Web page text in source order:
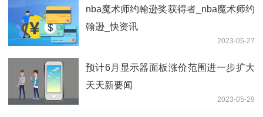
nba魔术师约翰逊奖获得者_nba魔术师约
翰逊_快资讯
2023-05-27
预计6月显示器面板涨价范围进一步扩大
天天新要闻
2023-05-29